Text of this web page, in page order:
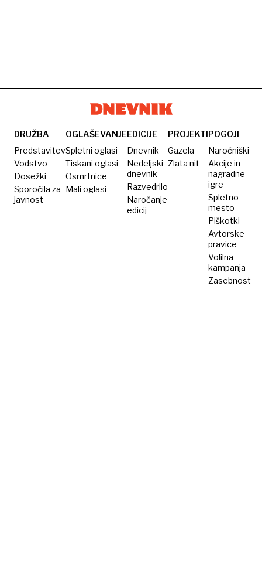
DRUŽBA
Predstavitev
Vodstvo
Dosežki
Sporočila za
javnost
OGLAŠEVANJE
Spletni oglasi
Tiskani oglasi
Osmrtnice
Mali oglasi
EDICIJE
Dnevnik
Nedeljski
dnevnik
Razvedrilo
Naročanje
edicij
PROJEKTI
Gazela
Zlata nit
POGOJI
Naročniški
Akcije in
nagradne
igre
Spletno
mesto
Piškotki
Avtorske
pravice
Volilna
kampanja
Zasebnost